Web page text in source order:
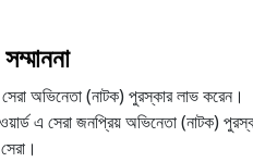
অভিনেতা (নাটক) পুরস্কার লাভ করেন।
এ সেরা জনপ্রিয় অভিনেতা (নাটক)